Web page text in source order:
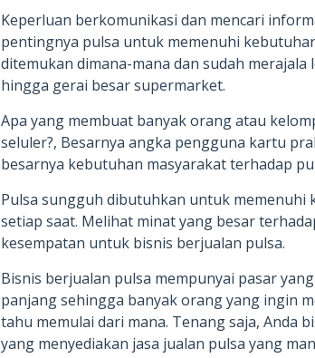
Keperluan berkomunikasi dan mencari
pentingnya pulsa untuk memenuhi
ditemukan dimana-mana dan sudah
hingga gerai besar supermarket.
Apa yang membuat banyak orang atau
seluler?, Besarnya angka pengguna kartu
besarnya kebutuhan masyarakat terhadap
Pulsa sungguh dibutuhkan untuk memenuhi
setiap saat. Melihat minat yang besar
kesempatan untuk bisnis berjualan pulsa.
Bisnis berjualan pulsa mempunyai pasar
panjang sehingga banyak orang yang ingin
tahu memulai dari mana. Tenang saja, Anda
yang menyediakan jasa jualan pulsa yang